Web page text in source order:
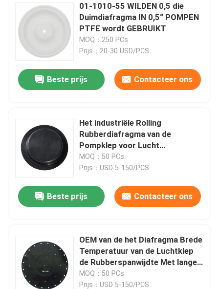
01-1010-55 WILDEN 0,5 die
Duimdiafragma IN 0,5“ POMPEN
PTFE wordt GEBRUIKT
MOQ：250 PCs
Prijs：20-30 USD/PCS
Beste prijs Contacteer ons
Het industriële Rolling
Rubberdiafragma van de
Pompklep voor Lucht
Pneumatische Actuator Cilinder
MOQ：50 PCs
Prijs：USD 5-150/PCS
Beste prijs Contacteer ons
OEM van de het Diafragma Brede
Temperatuur van de Luchtklep
de Rubberspanwijdte Met lange
levensuur voor Uitbarstingsklep
MOQ：50 PCs
Prijs：USD 5-150/PCS